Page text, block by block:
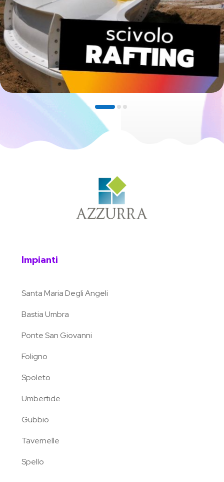
Impianti
Santa Maria Degli Angeli
Bastia Umbra
Ponte San Giovanni
Foligno
Spoleto
Umbertide
Gubbio
Tavernelle
Spello